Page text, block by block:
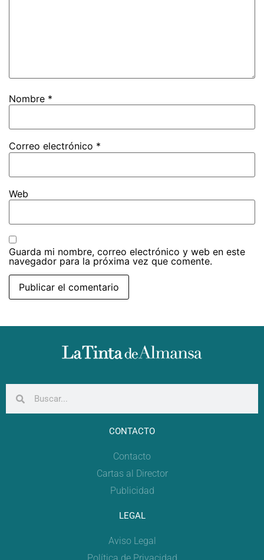
Nombre *
Correo electrónico *
Web
Guarda mi nombre, correo electrónico y web en este
navegador para la próxima vez que comente.
CONTACTO
Contacto
Cartas al Director
Publicidad
LEGAL
Aviso Legal